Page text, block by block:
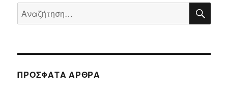
Αναζήτηση
για:
ΠΡΌΣΦΑΤΑ ΆΡΘΡΑ